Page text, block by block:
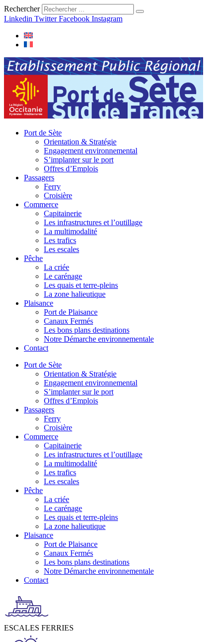
Rechercher
Linkedin Twitter Facebook Instagram
Port de Sète
Orientation & Stratégie
Engagement environnemental
S’implanter sur le port
Offres d’Emplois
Passagers
Ferry
Croisière
Commerce
Capitainerie
Les infrastructures et l’outillage
La multimodalité
Les trafics
Les escales
Pêche
La criée
Le carénage
Les quais et terre-pleins
La zone halieutique
Plaisance
Port de Plaisance
Canaux Fermés
Les bons plans destinations
Notre Démarche environnementale
Contact
Port de Sète
Orientation & Stratégie
Engagement environnemental
S’implanter sur le port
Offres d’Emplois
Passagers
Ferry
Croisière
Commerce
Capitainerie
Les infrastructures et l’outillage
La multimodalité
Les trafics
Les escales
Pêche
La criée
Le carénage
Les quais et terre-pleins
La zone halieutique
Plaisance
Port de Plaisance
Canaux Fermés
Les bons plans destinations
Notre Démarche environnementale
Contact
ESCALES FERRIES